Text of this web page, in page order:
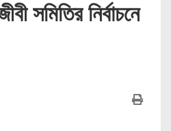
সমিতির নির্বাচনে